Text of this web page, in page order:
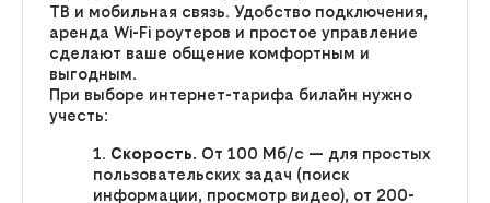
ТВ и мобильная связь. Удобство подключения,
аренда Wi-Fi роутеров и простое управление
сделают ваше общение комфортным и
выгодным.
При выборе интернет-тарифа билайн нужно
учесть:
Скорость. От 100 Мб/с — для простых
пользовательских задач (поиск
информации, просмотр видео), от 200-